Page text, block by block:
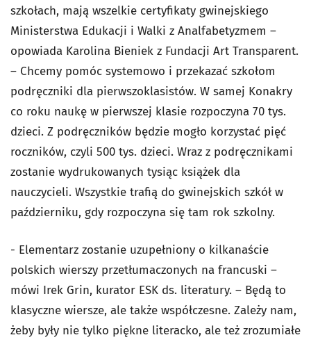
szkołach, mają wszelkie certyfikaty gwinejskiego
Ministerstwa Edukacji i Walki z Analfabetyzmem –
opowiada Karolina Bieniek z Fundacji Art Transparent.
– Chcemy pomóc systemowo i przekazać szkołom
podręczniki dla pierwszoklasistów. W samej Konakry
co roku naukę w pierwszej klasie rozpoczyna 70 tys.
dzieci. Z podręczników będzie mogło korzystać pięć
roczników, czyli 500 tys. dzieci. Wraz z podręcznikami
zostanie wydrukowanych tysiąc książek dla
nauczycieli. Wszystkie trafią do gwinejskich szkół w
październiku, gdy rozpoczyna się tam rok szkolny.
- Elementarz zostanie uzupełniony o kilkanaście
polskich wierszy przetłumaczonych na francuski –
mówi Irek Grin, kurator ESK ds. literatury. – Będą to
klasyczne wiersze, ale także współczesne. Zależy nam,
żeby były nie tylko piękne literacko, ale też zrozumiałe